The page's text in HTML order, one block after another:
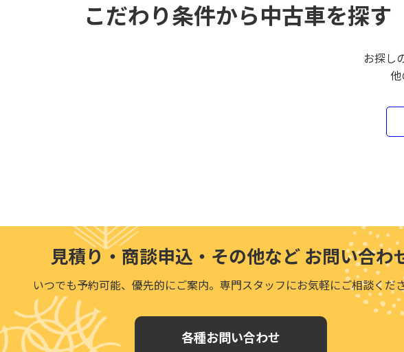
こだわり条件から中古車を探す
お探し
他
見積り・商談申込・その他など お問い合わ
いつでも予約可能、優先的にご案内。 専門スタッフにお気軽にご相談くだ
各種お問い合わせ